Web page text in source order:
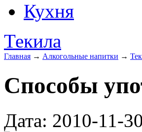
Кухня
Текила
Главная → Алкогольные напитки →
Способы
Дата: 2010-11-